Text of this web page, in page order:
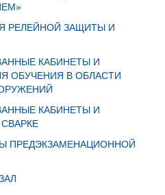
РЕЛЕЙНОЙ ЗАЩИТЫ И
КАБИНЕТЫ И
ОБУЧЕНИЯ В ОБЛАСТИ
КАБИНЕТЫ И
ПРЕДЭКЗАМЕНАЦИОННОЙ